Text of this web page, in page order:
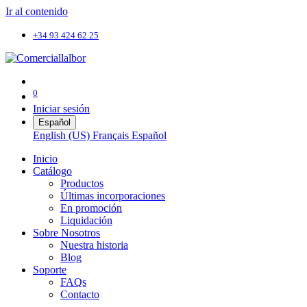
Ir al contenido
+34 93 424 62 25
0
Iniciar sesión
Español
English (US) Français Español
Inicio
Catálogo
Productos
Últimas incorporaciones
En promoción
Liquidación
Sobre Nosotros
Nuestra historia
Blog
Soporte
FAQs
Contacto